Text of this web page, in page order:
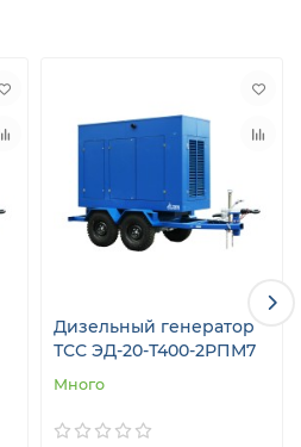
Дизельный генератор
ТСС ЭД-20-Т400-2РПМ7
Много